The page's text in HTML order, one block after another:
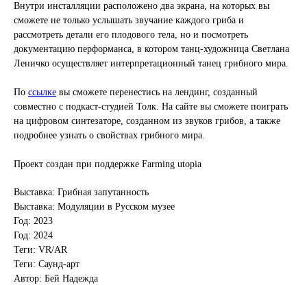
Внутри инсталляции расположено два экрана, на которых вы
сможете не только услышать звучание каждого гриба и
рассмотреть детали его плодового тела, но и посмотреть
документацию перформанса, в котором танц-художница Светлана
Леничко осуществляет интерпретационный танец грибного мира.
По ссылке вы сможете перенестись на лендинг, созданный
совместно с подкаст-студией Толк. На сайте вы сможете поиграть
на цифровом синтезаторе, созданном из звуков грибов, а также
подробнее узнать о свойствах грибного мира.
Проект создан при поддержке Farming utopia
Выставка: Грибная запутанность
Выставка: Модуляции в Русском музее
Год: 2023
Год: 2024
Теги: VR/AR
Теги: Саунд-арт
Автор: Бей Надежда